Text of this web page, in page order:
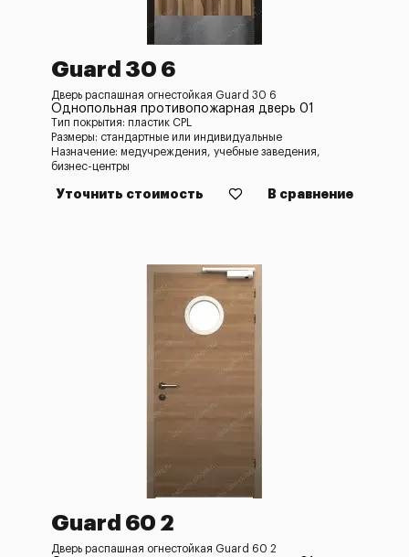
Guard 30 6
Дверь распашная огнестойкая Guard 30 6
Однопольная противопожарная дверь 01
Тип покрытия: пластик CPL
Размеры: стандартные или индивидуальные
Назначение: медучреждения, учебные заведения,
бизнес-центры
Уточнить стоимость В сравнение
Guard 60 2
Дверь распашная огнестойкая Guard 60 2